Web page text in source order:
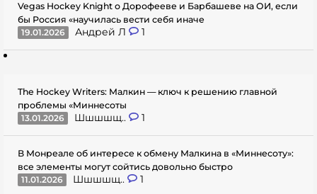
Vegas Hockey Knight о Дорофееве и Барбашеве на ОИ, если
бы Россия «научилась вести себя иначе
19.01.2026
Андрей Л 1
The Hockey Writers: Малкин — ключ к решению главной
проблемы «Миннесоты
13.01.2026
Шшшшщ.. 1
В Монреале об интересе к обмену Малкина в «Миннесоту»:
все элементы могут сойтись довольно быстро
11.01.2026
Шшшшщ.. 1